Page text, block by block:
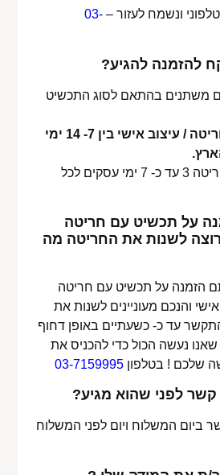
ונשמח לעזור –03-
להזמנה להגיע?
משתנים בהתאם לסוג התכשיט
מוצרים עם חריטה / עיצוב אישי בין 7- 14 ימי
מוצרים ללא חריטה 3 עד כ- 7 ימי עסקים לכל
על תכשיט עם חריטה
רוצה לשנות את החריטה מה
הזמנה על תכשיט עם חריטה
והנכם מעוניינים לשנות את
עד כ- כשעתיים באופן דחוף
נעשה הכול כדי להכניס את
שלכם ! בטלפון03-7159995
קשר לפני שהוא מגיע?
ביום המשלוח ויום לפני המשלוח